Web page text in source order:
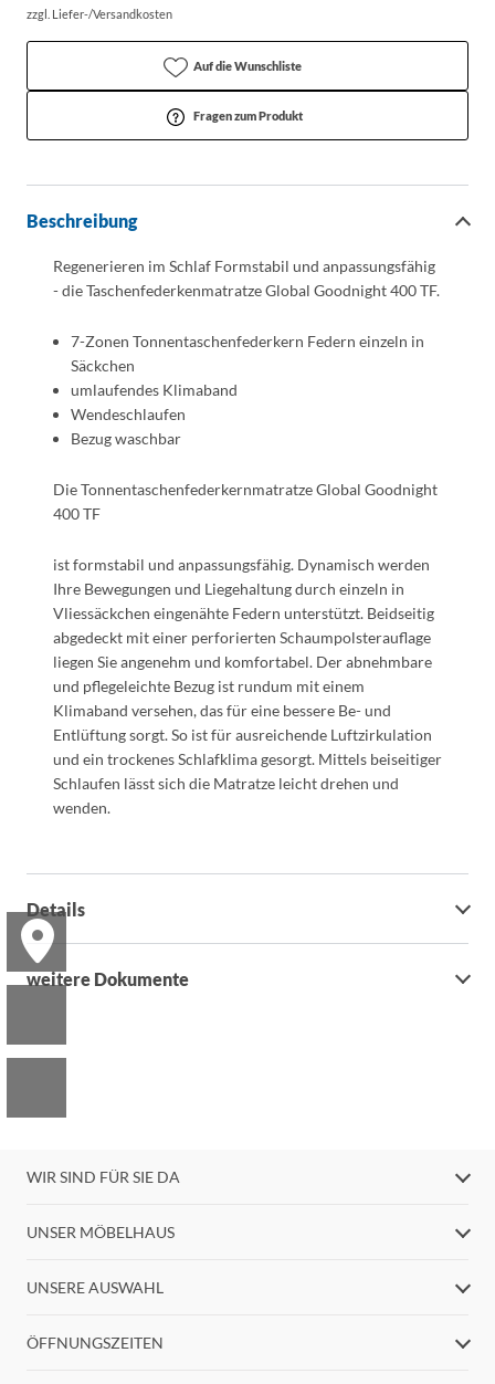
zzgl. Liefer-/Versandkosten
Auf die Wunschliste
Fragen zum Produkt
Beschreibung
Regenerieren im Schlaf Formstabil und anpassungsfähig
- die Taschenfederkenmatratze Global Goodnight 400 TF.
7-Zonen Tonnentaschenfederkern Federn einzeln in
Säckchen
umlaufendes Klimaband
Wendeschlaufen
Bezug waschbar
Die Tonnentaschenfederkernmatratze Global Goodnight
400 TF
ist formstabil und anpassungsfähig. Dynamisch werden
Ihre Bewegungen und Liegehaltung durch einzeln in
Vliessäckchen eingenähte Federn unterstützt. Beidseitig
abgedeckt mit einer perforierten Schaumpolsterauflage
liegen Sie angenehm und komfortabel. Der abnehmbare
und pflegeleichte Bezug ist rundum mit einem
Klimaband versehen, das für eine bessere Be- und
Entlüftung sorgt. So ist für ausreichende Luftzirkulation
und ein trockenes Schlafklima gesorgt. Mittels beiseitiger
Schlaufen lässt sich die Matratze leicht drehen und
wenden.
Details
weitere Dokumente
WIR SIND FÜR SIE DA
UNSER MÖBELHAUS
UNSERE AUSWAHL
ÖFFNUNGSZEITEN